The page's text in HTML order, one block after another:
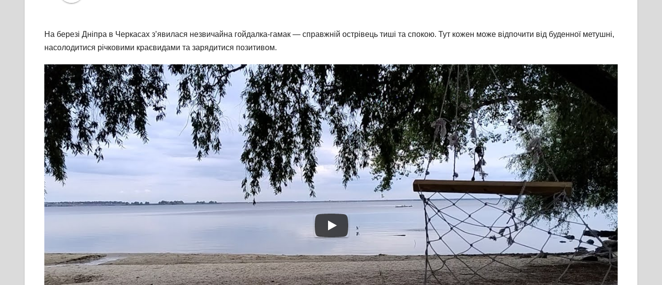
На березі Дніпра в Черкасах з’явилася незвичайна гойдалка-гамак — справжній острівець тиші та спокою. Тут кожен може відпочити від буденної метушні,
насолодитися річковими краєвидами та зарядитися позитивом.